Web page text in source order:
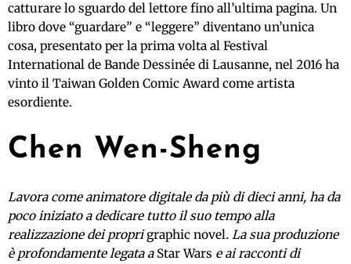
catturare lo sguardo del lettore fino all’ultima pagina. Un
libro dove “guardare” e “leggere” diventano un’unica
cosa, presentato per la prima volta al Festival
International de Bande Dessinée di Lausanne, nel 2016 ha
vinto il Taiwan Golden Comic Award come artista
esordiente.
Chen Wen-Sheng
Lavora come animatore digitale da più di dieci anni, ha da
poco iniziato a dedicare tutto il suo tempo alla
realizzazione dei proprigraphic novel. La sua produzione
è profondamente legata a Star Wars e ai racconti di